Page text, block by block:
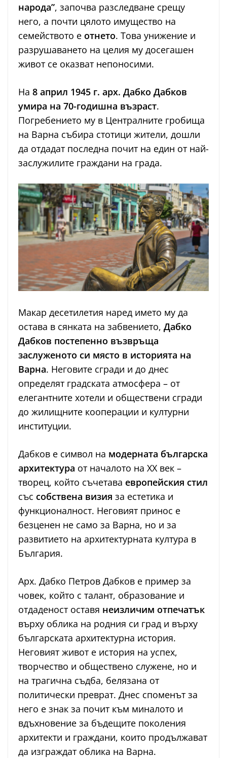
народа”, започва разследване срещу
него, а почти цялото имущество на
семейството е отнето. Това унижение и
разрушаването на целия му досегашен
живот се оказват непоносими.
На 8 април 1945 г. арх. Дабко Дабков
умира на 70-годишна възраст.
Погребението му в Централните гробища
на Варна събира стотици жители, дошли
да отдадат последна почит на един от най-
заслужилите граждани на града.
Макар десетилетия наред името му да
остава в сянката на забвението, Дабко
Дабков постепенно възвръща
заслуженото си място в историята на
Варна. Неговите сгради и до днес
определят градската атмосфера – от
елегантните хотели и обществени сгради
до жилищните кооперации и културни
институции.
Дабков е символ на модерната българска
архитектура от началото на ХХ век –
творец, който съчетава европейския стил
със собствена визия за естетика и
функционалност. Неговият принос е
безценен не само за Варна, но и за
развитието на архитектурната култура в
България.
Арх. Дабко Петров Дабков е пример за
човек, който с талант, образование и
отдаденост оставя неизличим отпечатък
върху облика на родния си град и върху
българската архитектурна история.
Неговият живот е история на успех,
творчество и обществено служене, но и
на трагична съдба, белязана от
политически преврат. Днес споменът за
него е знак за почит към миналото и
вдъхновение за бъдещите поколения
архитекти и граждани, които продължават
да изграждат облика на Варна.